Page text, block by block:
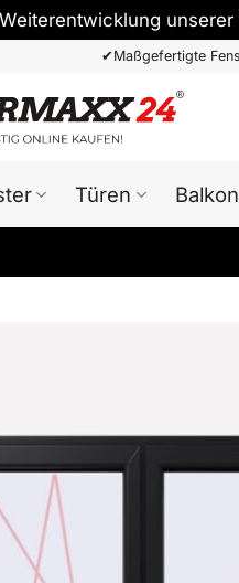
✔Maßgefertigte
Türen